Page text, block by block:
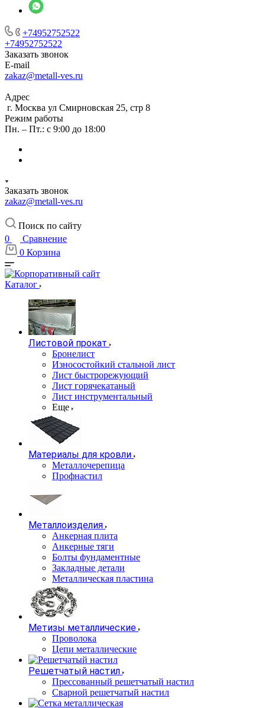
+74952752522
+74952752522
Заказать звонок
E-mail
zakaz@metall-ves.ru
Адрес
г. Москва ул Смирновская 25, стр 8
Режим работы
Пн. – Пт.: с 9:00 до 18:00
Заказать звонок
zakaz@metall-ves.ru
Поиск по сайту
0
Сравнение
0 Корзина
Каталог
Листовой прокат
Бронелист
Износостойкий стальной лист
Лист быстрорежующий
Лист горячекатаный
Лист инструментальный
Еще
Материалы для кровли
Металлочерепица
Профнастил
Металлоизделия
Анкерная плита
Анкерные тяги
Болты фундаментные
Закладные детали
Металлическая пластина
Метизы металлические
Проволока
Цепи металлические
Решетчатый настил
Прессованный решетчатый настил
Сварной решетчатый настил